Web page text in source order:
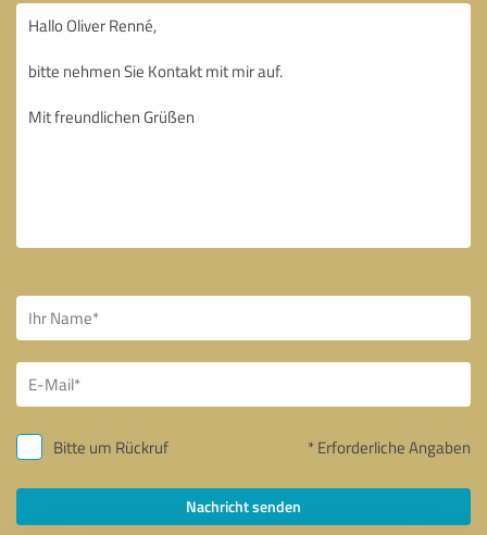
Bitte um Rückruf * Erforderliche Angaben
Nachricht senden